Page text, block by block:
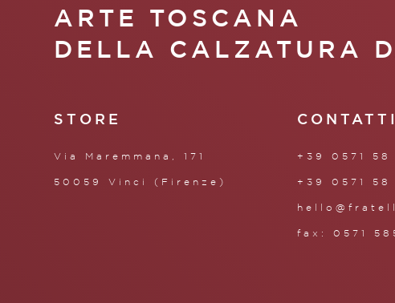
ARTE TOSCANA
DELLA CALZATURA
STORE
Via Maremmana, 171
50059 Vinci (Firenze)
CONTATTI
+39 0571 58
+39 0571 58
fax: 0571